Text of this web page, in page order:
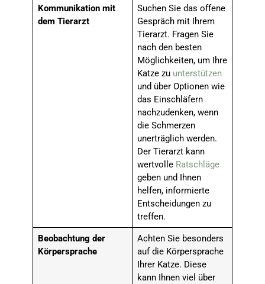
Kommunikation mit
dem Tierarzt
Suchen Sie das offene
Gespräch mit Ihrem
Tierarzt. Fragen Sie
nach den besten
Möglichkeiten, um Ihre
Katze zu unterstützen
und über Optionen wie
das Einschläfern
nachzudenken, wenn
die Schmerzen
unerträglich werden.
Der Tierarzt kann
wertvolle Ratschläge
geben und Ihnen
helfen, informierte
Entscheidungen zu
treffen.
Beobachtung der
Körpersprache
Achten Sie besonders
auf die Körpersprache
Ihrer Katze. Diese
kann Ihnen viel über